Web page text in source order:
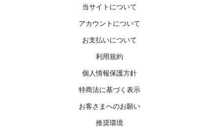
IN
当サイトについて
アカウントについて
お支払いについて
利用規約
個人情報保護方針
特商法に基づく表示
お客さまへのお願い
推奨環境